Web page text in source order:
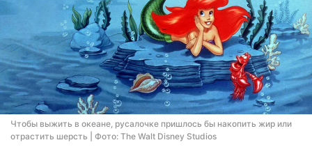
Чтобы выжить в океане, русалочке пришлось бы накопить жир или
отрастить шерсть | Фото: The Walt Disney Studios